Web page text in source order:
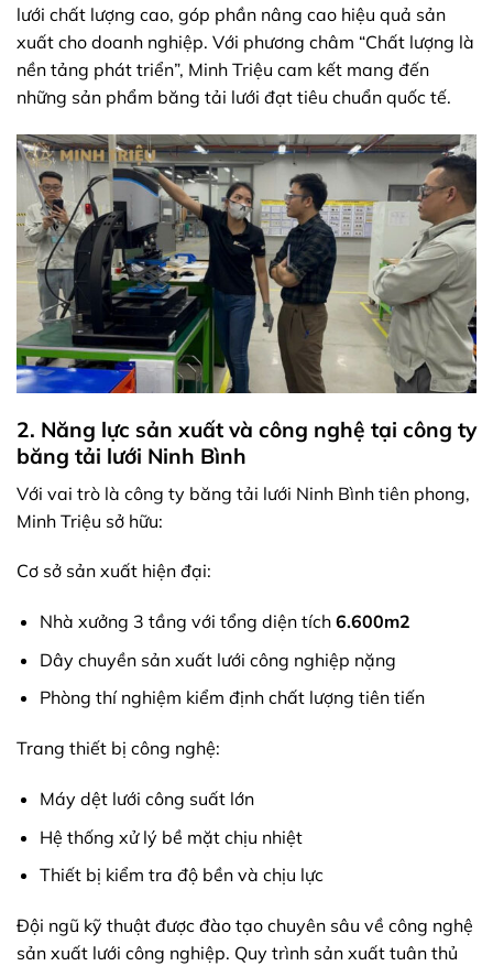
lưới chất lượng cao, góp phần nâng cao hiệu quả sản
xuất cho doanh nghiệp. Với phương châm “Chất lượng là
nền tảng phát triển”, Minh Triệu cam kết mang đến
những sản phẩm băng tải lưới đạt tiêu chuẩn quốc tế.
2. Năng lực sản xuất và công nghệ tại công ty
băng tải lưới Ninh Bình
Với vai trò là công ty băng tải lưới Ninh Bình tiên phong,
Minh Triệu sở hữu:
Cơ sở sản xuất hiện đại:
Nhà xưởng 3 tầng với tổng diện tích 6.600m2
Dây chuyền sản xuất lưới công nghiệp nặng
Phòng thí nghiệm kiểm định chất lượng tiên tiến
Trang thiết bị công nghệ:
Máy dệt lưới công suất lớn
Hệ thống xử lý bề mặt chịu nhiệt
Thiết bị kiểm tra độ bền và chịu lực
Đội ngũ kỹ thuật được đào tạo chuyên sâu về công nghệ
sản xuất lưới công nghiệp. Quy trình sản xuất tuân thủ